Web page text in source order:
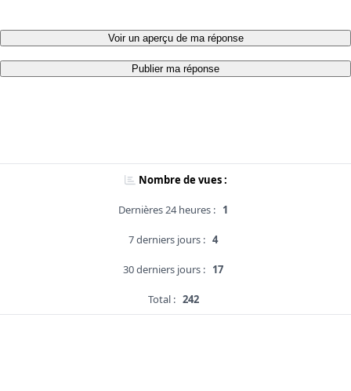
Voir un aperçu de ma réponse
Publier ma réponse
Nombre de vues :
Dernières 24 heures : 1
7 derniers jours : 4
30 derniers jours : 17
Total : 242